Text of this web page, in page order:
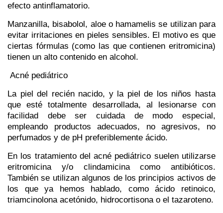
efecto antinflamatorio.
Manzanilla, bisabolol, aloe o hamamelis se utilizan para
evitar irritaciones en pieles sensibles. El motivo es que
ciertas fórmulas (como las que contienen eritromicina)
tienen un alto contenido en alcohol.
Acné pediátrico
La piel del recién nacido, y la piel de los niños hasta
que esté totalmente desarrollada, al lesionarse con
facilidad debe ser cuidada de modo especial,
empleando productos adecuados, no agresivos, no
perfumados y de pH preferiblemente ácido.
En los tratamiento del acné pediátrico suelen utilizarse
eritromicina y/o clindamicina como antibióticos.
También se utilizan algunos de los principios activos de
los que ya hemos hablado, como ácido retinoico,
triamcinolona acetónido, hidrocortisona o el tazaroteno.